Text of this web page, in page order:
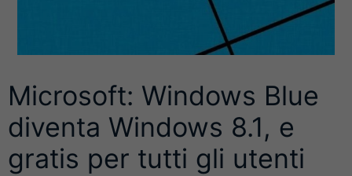
Microsoft: Windows Blue
diventa Windows 8.1, e
gratis per tutti gli utenti